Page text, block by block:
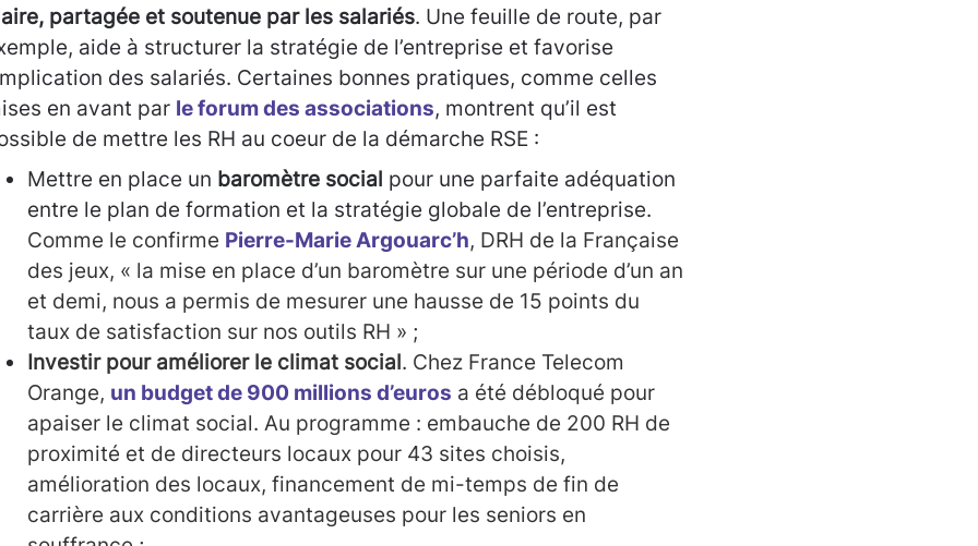
partagée et soutenue par les salariés. Une feuille de route, par
aide à structurer la stratégie de l’entreprise et favorise
des salariés. Certaines bonnes pratiques, comme celles
en avant par le forum des associations, montrent qu’il est
de mettre les RH au coeur de la démarche RSE :
Mettre en place un baromètre social pour une parfaite adéquation
entre le plan de formation et la stratégie globale de l’entreprise.
Comme le confirme Pierre-Marie Argouarc’h, DRH de la Française
des jeux, « la mise en place d’un baromètre sur une période d’un an
et demi, nous a permis de mesurer une hausse de 15 points du
taux de satisfaction sur nos outils RH » ;
Investir pour améliorer le climat social. Chez France Telecom
Orange, un budget de 900 millions d’euros a été débloqué pour
apaiser le climat social. Au programme : embauche de 200 RH de
proximité et de directeurs locaux pour 43 sites choisis,
amélioration des locaux, financement de mi-temps de fin de
carrière aux conditions avantageuses pour les seniors en